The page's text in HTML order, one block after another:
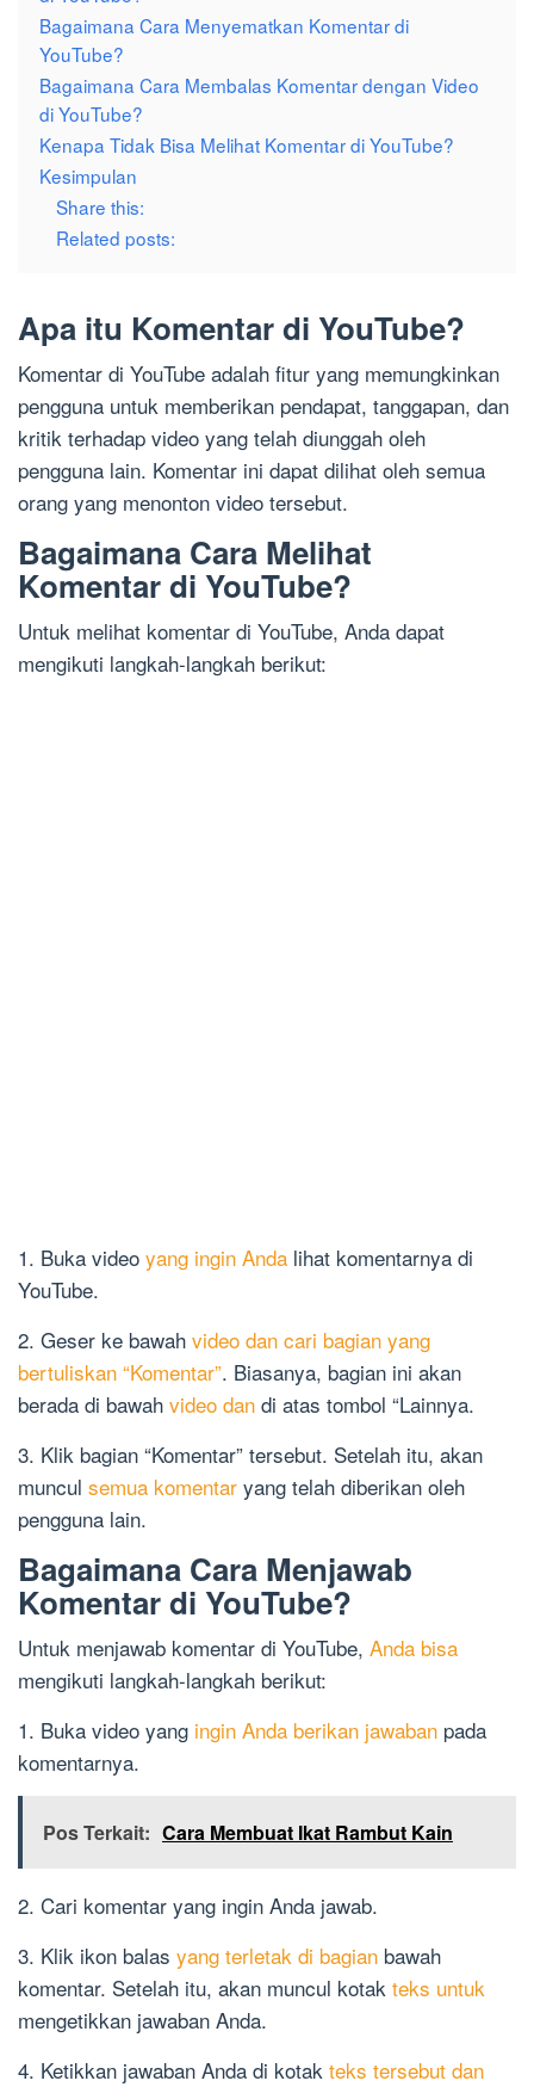
Bagaimana Cara Menyematkan Komentar di
YouTube?
Bagaimana Cara Membalas Komentar dengan Video
di YouTube?
Kenapa Tidak Bisa Melihat Komentar di YouTube?
Kesimpulan
Share this:
Related posts:
Apa itu Komentar di YouTube?
Komentar di YouTube adalah fitur yang memungkinkan
pengguna untuk memberikan pendapat, tanggapan, dan
kritik terhadap video yang telah diunggah oleh
pengguna lain. Komentar ini dapat dilihat oleh semua
orang yang menonton video tersebut.
Bagaimana Cara Melihat
Komentar di YouTube?
Untuk melihat komentar di YouTube, Anda dapat
mengikuti langkah-langkah berikut:
1. Buka video yang ingin Anda lihat komentarnya di
YouTube.
2. Geser ke bawah video dan cari bagian yang
bertuliskan “Komentar”. Biasanya, bagian ini akan
berada di bawah video dan di atas tombol “Lainnya.
3. Klik bagian “Komentar” tersebut. Setelah itu, akan
muncul semua komentar yang telah diberikan oleh
pengguna lain.
Bagaimana Cara Menjawab
Komentar di YouTube?
Untuk menjawab komentar di YouTube, Anda bisa
mengikuti langkah-langkah berikut:
1. Buka video yang ingin Anda berikan jawaban pada
komentarnya.
Pos Terkait: Cara Membuat Ikat Rambut Kain
2. Cari komentar yang ingin Anda jawab.
3. Klik ikon balas yang terletak di bagian bawah
komentar. Setelah itu, akan muncul kotak teks untuk
mengetikkan jawaban Anda.
4. Ketikkan jawaban Anda di kotak teks tersebut dan